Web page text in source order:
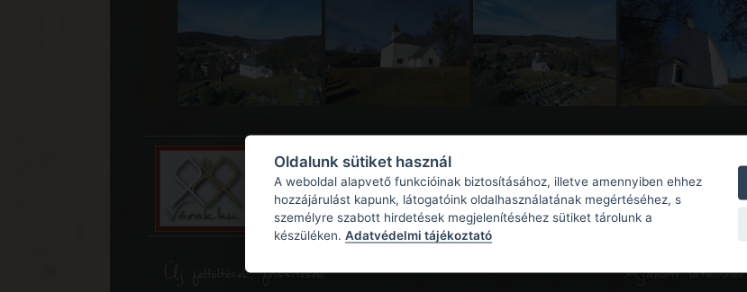
Új feltöltések, frissítések Ajánlott látnivalók
Oldalunk sütiket használ
A weboldal alapvető funkcióinak biztosításához, illetve amennyiben ehhez
hozzájárulást kapunk, látogatóink oldalhasználatának megértéséhez, s
személyre szabott hirdetések megjelenítéséhez sütiket tárolunk a
készüléken. Adatvédelmi tájékoztató